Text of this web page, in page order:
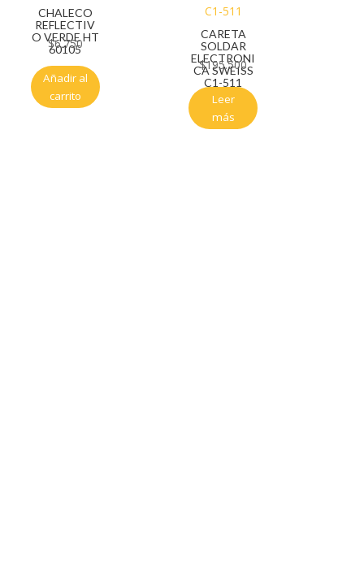
CHALECO
REFLECTIV
O VERDE HT
60105
$6.750
Añadir al
carrito
CARETA
SOLDAR
ELECTRONI
CA SWEISS
C1-511
$195.500
Leer
más